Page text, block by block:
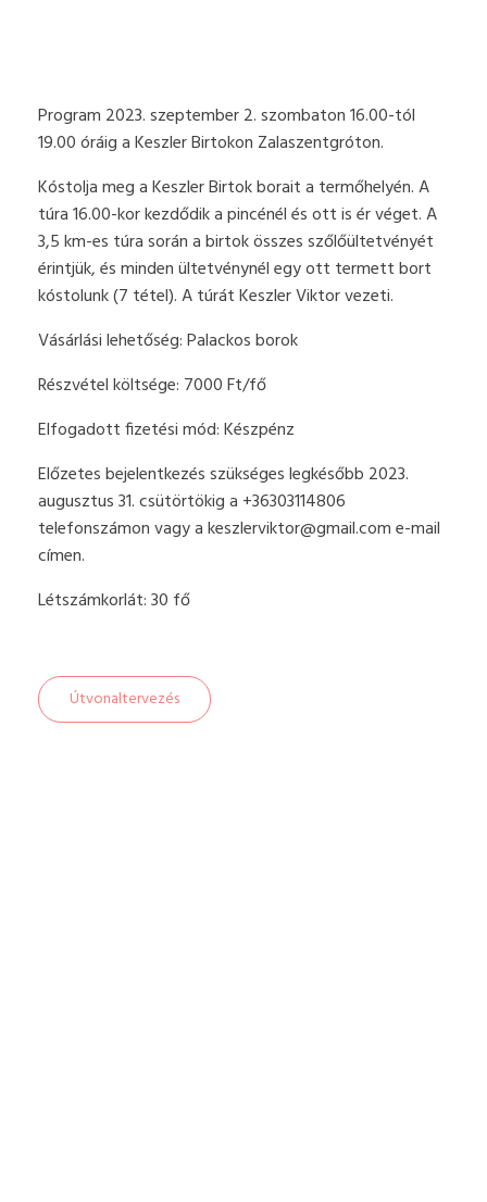
Program 2023. szeptember 2. szombaton 16.00-tól
19.00 óráig a Keszler Birtokon Zalaszentgróton.
Kóstolja meg a Keszler Birtok borait a termőhelyén. A
túra 16.00-kor kezdődik a pincénél és ott is ér véget. A
3,5 km-es túra során a birtok összes szőlőültetvényét
érintjük, és minden ültetvénynél egy ott termett bort
kóstolunk (7 tétel). A túrát Keszler Viktor vezeti.
Vásárlási lehetőség: Palackos borok
Részvétel költsége: 7000 Ft/fő
Elfogadott fizetési mód: Készpénz
Előzetes bejelentkezés szükséges legkésőbb 2023.
augusztus 31. csütörtökig a +36303114806
telefonszámon vagy akeszlerviktor@gmail.come-mail
címen.
Létszámkorlát: 30 fő
Útvonaltervezés